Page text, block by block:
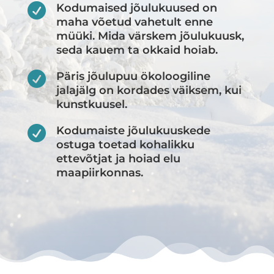

Kodumaised jõulukuused on
maha võetud vahetult enne
müüki. Mida värskem jõulukuusk,
seda kauem ta okkaid hoiab.

Päris jõulupuu ökoloogiline
jalajälg on kordades väiksem, kui
kunstkuusel.

Kodumaiste jõulukuuskede
ostuga toetad kohalikku
ettevõtjat ja hoiad elu
maapiirkonnas.